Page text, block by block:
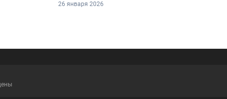
26 января 2026